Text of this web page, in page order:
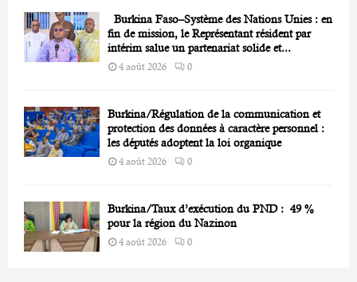
Burkina Faso–Système des Nations Unies : en
fin de mission, le Représentant résident par
intérim salue un partenariat solide et...
4 août 2026 0
Burkina/Régulation de la communication et
protection des données à caractère personnel :
les députés adoptent la loi organique
4 août 2026 0
Burkina/Taux d’exécution du PND : 49 %
pour la région du Nazinon
4 août 2026 0